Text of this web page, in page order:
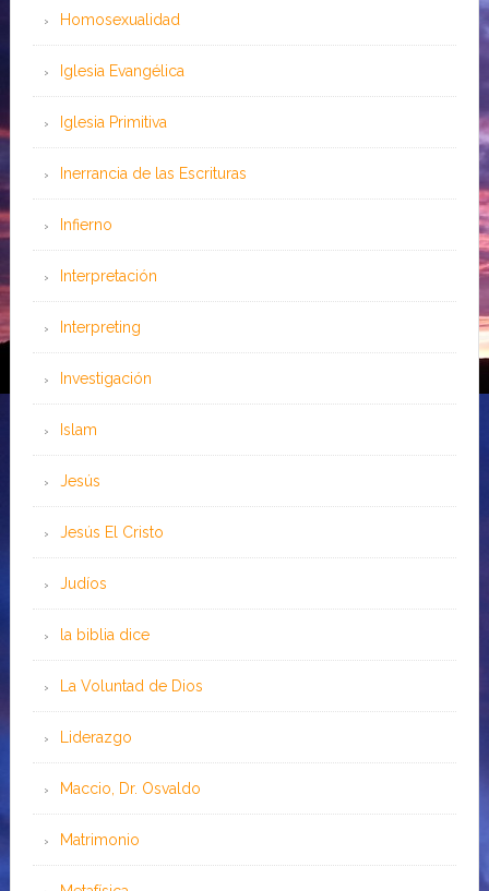
Homosexualidad
Iglesia Evangélica
Iglesia Primitiva
Inerrancia de las Escrituras
Infierno
Interpretación
Interpreting
Investigación
Islam
Jesús
Jesús El Cristo
Judíos
la biblia dice
La Voluntad de Dios
Liderazgo
Maccio, Dr. Osvaldo
Matrimonio